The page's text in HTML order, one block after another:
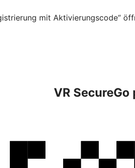
mit Aktivierungscode“
VR